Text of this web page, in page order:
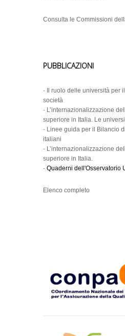
Consulta le Commissioni
PUBBLICAZIONI
-
Il ruolo delle università per
società
- L’internazionalizzazione
superiore in Italia. Le
- Linee guida per il Bilancio
italiani
- L’internazionalizzazione
superiore in Italia.
- Quaderni dell'Osservatorio
Elenco completo